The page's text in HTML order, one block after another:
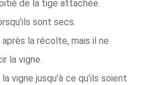
de la tige attachée.
sont secs.
la récolte, mais il ne
la vigne.
vigne jusqu'à ce qu'ils soient